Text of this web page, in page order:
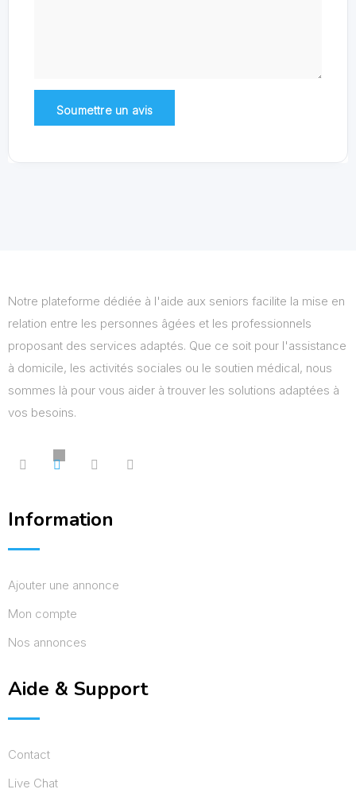
Notre plateforme dédiée à l'aide aux seniors facilite la mise en
relation entre les personnes âgées et les professionnels
proposant des services adaptés. Que ce soit pour l'assistance
à domicile, les activités sociales ou le soutien médical, nous
sommes là pour vous aider à trouver les solutions adaptées à
vos besoins.
Information
Ajouter une annonce
Mon compte
Nos annonces
Aide & Support
Contact
Live Chat